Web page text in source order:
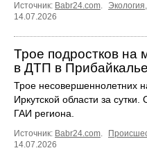
Источник: Babr24.com. Экология,
14.07.2026
Трое подростков на
в ДТП в Прибайкалье
Трое несовершеннолетних
Иркутской области за
ГАИ региона.
Источник: Babr24.com.
14.07.2026